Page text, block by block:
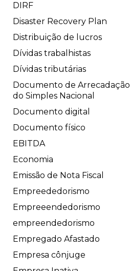
DIRF
Disaster Recovery Plan
Distribuição de lucros
Dívidas trabalhistas
Dívidas tributárias
Documento de Arrecadação
do Simples Nacional
Documento digital
Documento físico
EBITDA
Economia
Emissão de Nota Fiscal
Empreededorismo
Empreeendedorismo
empreendedorismo
Empregado Afastado
Empresa cônjuge